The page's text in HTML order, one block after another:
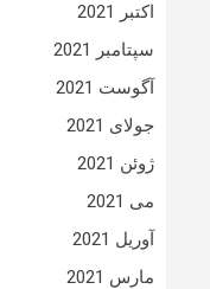
اکتبر 2021
سپتامبر 2021
آگوست 2021
جولای 2021
ژوئن 2021
می 2021
آوریل 2021
مارس 2021